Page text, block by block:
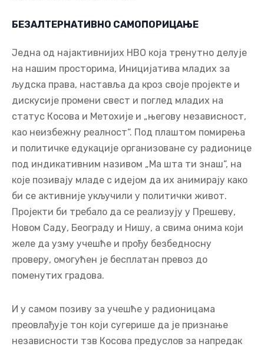
БЕЗАЛТЕРНАТИВНО САМОПОРИЦАЊЕ
Једна од најактивнијих НВО која тренутно делује
на нашим просторима, Иницијатива младих за
људска права, наставља да кроз своје пројекте и
дискусије промени свест и поглед младих на
статус Косова и Метохије и „његову независност,
као неизбежну реалност“. Под плаштом помирења
и политичке едукације организоване су радионице
под индикативним називом „Ма шта ти знаш“, на
које позивају младе с идејом да их анимирају како
би се активније укључили у политички живот.
Пројекти би требало да се реализују у Прешеву,
Новом Саду, Београду и Нишу, а свима онима који
желе да узму учешће и прођу безбедносну
проверу, омогућен је бесплатан превоз до
поменутих градова.
И у самом позиву за учешће у радионицама
преовлађује тон који сугерише да је признање
независности тзв Косова предуслов за напредак